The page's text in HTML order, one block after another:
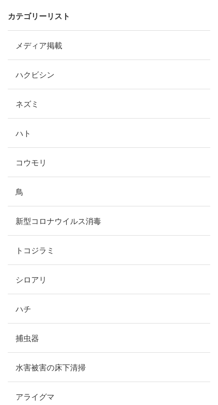
カテゴリーリスト
メディア掲載
ハクビシン
ネズミ
ハト
コウモリ
鳥
新型コロナウイルス消毒
トコジラミ
シロアリ
ハチ
捕虫器
水害被害の床下清掃
アライグマ